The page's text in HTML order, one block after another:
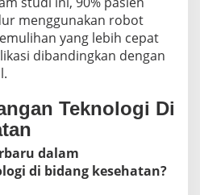
menggunakan robot
yang lebih cepat
dibandingkan dengan
Teknologi Di
dalam
di bidang kesehatan?